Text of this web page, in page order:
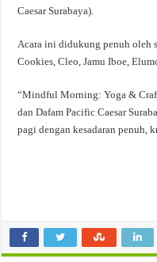
Caesar Surabaya).
Acara ini didukung penuh oleh
Cookies, Cleo, Jamu Iboe,
“Mindful Morning: Yoga &
dan Dafam Pacific Caesar
pagi dengan kesadaran